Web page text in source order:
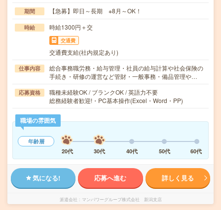
期間 【急募】即日～長期 ※8月～OK！
時給 時給1300円＋交
交通費
交通費支給(社内規定あり)
仕事内容
総合事務職労務・給与管理・社員の給与計算や社会保険の
手続き・研修の運営など管財・一般事務・備品管理や…
応募資格
職種未経験OK / ブランクOK / 英語力不要
総務経験者歓迎!・PC基本操作(Excel・Word・PP)
職場の雰囲気
年齢層
20代
30代 40代 50代 60代
気になる! 応募へ進む 詳しく見る
派遣会社 マンパワーグループ株式会社 新潟支店